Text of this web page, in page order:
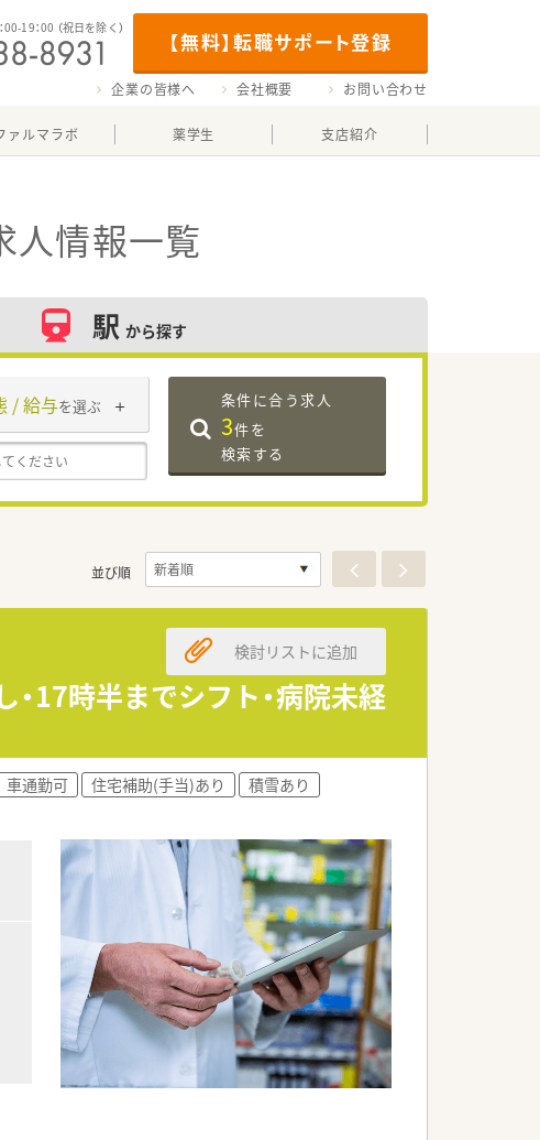
【無料】転職サポート登録
00-19：00 （祝日を除く）
企業の皆様へ 会社概要 お問い合わせ
ァルマラボ 薬学生 支店紹介
人情報一覧
駅 から探す
/ 給与を選ぶ 条件に合う求人
3件を
検索する
並び順
17時半までシフト・病院未経
検討リストに追加
車通勤可 住宅補助(手当)あり
積雪あり